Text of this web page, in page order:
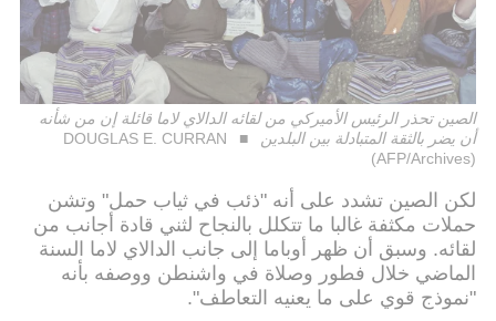
الصين تحذر الرئيس الأميركي من لقائه الدالاي لاما قائلة إن من شأنه
أن يضر بالثقة المتبادلة بين البلدين
DOUGLAS E. CURRAN
(AFP/Archives)
لكن الصين تشدد على أنه "ذئب في ثياب حمل" وتشن
حملات مكثفة غالبا ما تتكلل بالنجاح لثني قادة أجانب من
لقائه. وسبق أن ظهر أوباما إلى جانب الدالاي لاما السنة
الماضي خلال فطور وصلاة في واشنطن ووصفه بأنه
"نموذج قوي على ما يعنيه التعاطف".